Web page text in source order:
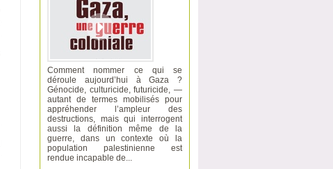
Comment nommer ce qui se
déroule aujourd’hui à Gaza ?
Génocide, culturicide, futuricide, —
autant de termes mobilisés pour
appréhender l’ampleur des
destructions, mais qui interrogent
aussi la définition même de la
guerre, dans un contexte où la
population palestinienne est
rendue incapable de...